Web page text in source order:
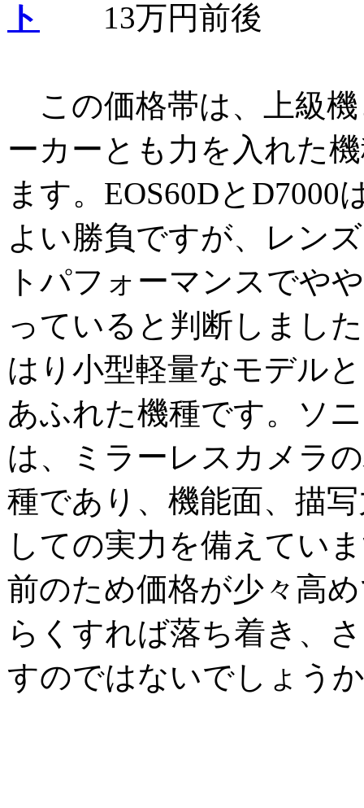
ト 13万円前後
この価格帯は、上級
ーカーとも力を入れた
ます。EOS60DとD7000
よい勝負ですが、レン
トパフォーマンスでや
っていると判断しまし
はり小型軽量なモデル
あふれた機種です。ソ
は、ミラーレスカメラ
種であり、機能面、描
しての実力を備えてい
前のため価格が少々高
らくすれば落ち着き、
すのではないでしょう